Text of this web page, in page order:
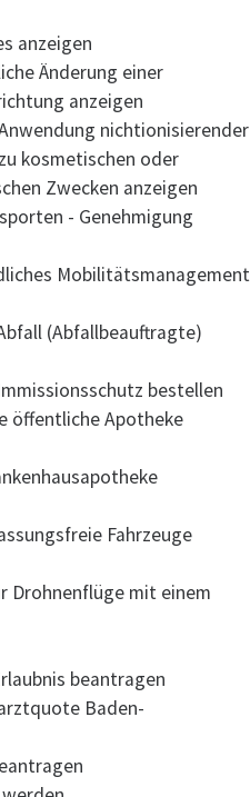
anzeigen
Änderung einer
anzeigen
nichtionisierender
kosmetischen oder
Zwecken anzeigen
- Genehmigung
Mobilitätsmanagement
(Abfallbeauftragte)
bestellen
öffentliche Apotheke
Fahrzeuge
Drohnenflüge mit einem
beantragen
Baden-